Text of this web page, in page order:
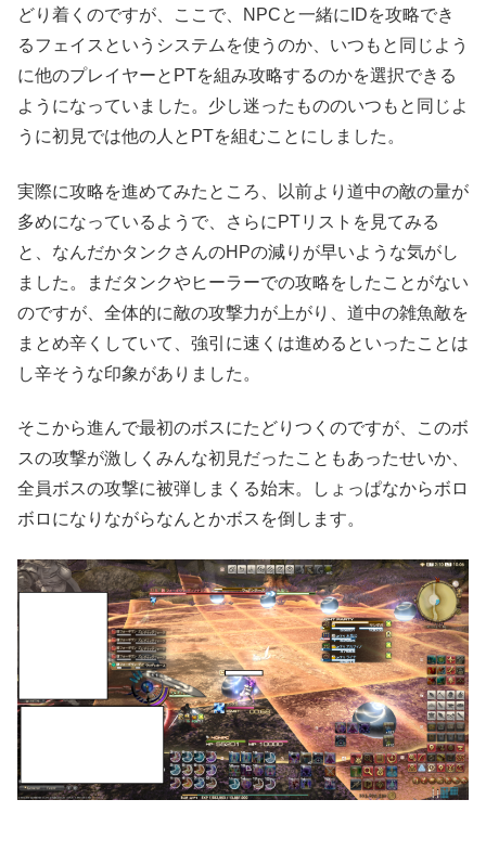
どり着くのですが、ここで、NPCと一緒にIDを攻略でき
るフェイスというシステムを使うのか、いつもと同じよう
に他のプレイヤーとPTを組み攻略するのかを選択できる
ようになっていました。少し迷ったもののいつもと同じよ
うに初見では他の人とPTを組むことにしました。
実際に攻略を進めてみたところ、以前より道中の敵の量が
多めになっているようで、さらにPTリストを見てみる
と、なんだかタンクさんのHPの減りが早いような気がし
ました。まだタンクやヒーラーでの攻略をしたことがない
のですが、全体的に敵の攻撃力が上がり、道中の雑魚敵を
まとめ辛くしていて、強引に速くは進めるといったことは
し辛そうな印象がありました。
そこから進んで最初のボスにたどりつくのですが、このボ
スの攻撃が激しくみんな初見だったこともあったせいか、
全員ボスの攻撃に被弾しまくる始末。しょっぱなからボロ
ボロになりながらなんとかボスを倒します。